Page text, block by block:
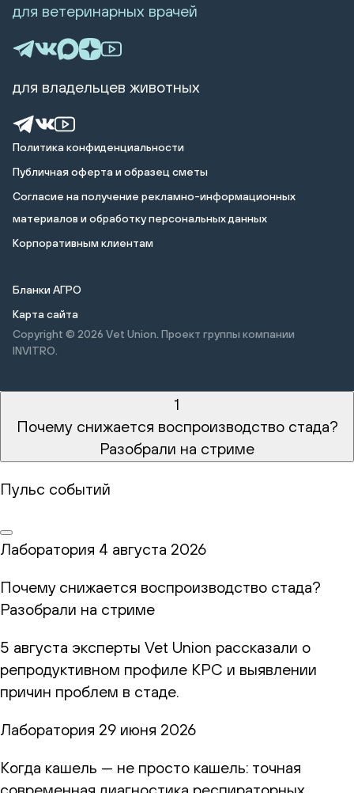
Политика конфиденциальности
Публичная оферта и образец сметы
Cогласие на получение рекламно-информационных
материалов и обработку персональных данных
Корпоративным клиентам
Бланки АГРО
Карта сайта
Copyright © 2026 Vet Union. Проект группы компании
INVITRO.
для ветеринарных врачей
для владельцев животных
1
Почему снижается воспроизводство стада?
Разобрали на стриме
Пульс событий
Лаборатория 4 августа 2026
Почему снижается воспроизводство стада?
Разобрали на стриме
5 августа эксперты Vet Union рассказали о
репродуктивном профиле КРС и выявлении
причин проблем в стаде.
Лаборатория 29 июня 2026
Когда кашель — не просто кашель: точная
современная диагностика респираторных